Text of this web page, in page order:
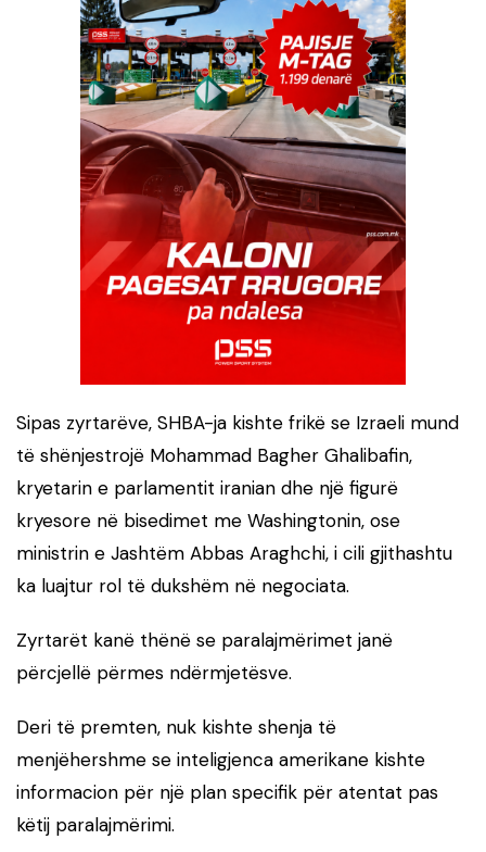
Sipas zyrtarëve, SHBA-ja kishte frikë se Izraeli mund
të shënjestrojë Mohammad Bagher Ghalibafin,
kryetarin e parlamentit iranian dhe një figurë
kryesore në bisedimet me Washingtonin, ose
ministrin e Jashtëm Abbas Araghchi, i cili gjithashtu
ka luajtur rol të dukshëm në negociata.
Zyrtarët kanë thënë se paralajmërimet janë
përcjellë përmes ndërmjetësve.
Deri të premten, nuk kishte shenja të
menjëhershme se inteligjenca amerikane kishte
informacion për një plan specifik për atentat pas
këtij paralajmërimi.